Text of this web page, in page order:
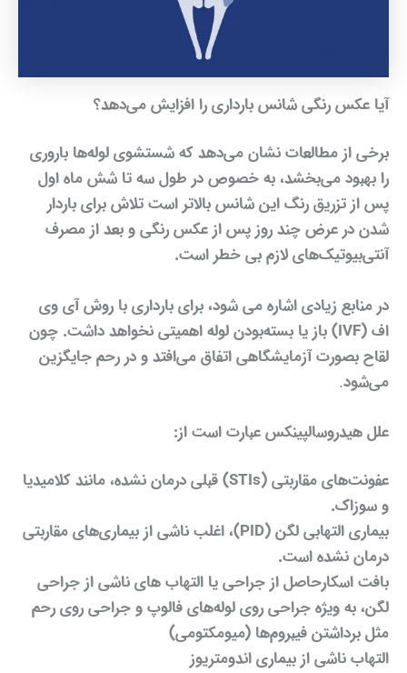
آیا عکس ر‌نگی شانس بارداری را افزایش می‌دهد؟
برخی از مطالعات نشان می‌دهد که شستشوی لوله‌ها باروری
را بهبود می‌بخشد، به خصوص در طول سه تا شش ماه اول
پس از تزریق رنگ این شانس بالاتر است تلاش برای باردار
شدن در عرض چند روز پس از عکس رنگی و بعد از مصرف
آنتی‌بیوتیک‌های لازم بی خطر است.
در منابع زیادی اشاره می شود، برای بارداری با روش آی وی
اف (IVF) باز یا بسته‌بودن لوله اهمیتی نخواهد داشت. چون
لقاح بصورت آزمایشگاهی اتفاق می‌افتد و در رحم جایگزین
می‌شود.
علل هیدروسالپینکس عبارت است از:
عفونت‌های مقاربتی (STIs) قبلی درمان نشده، مانند کلامیدیا
و سوزاک.
بیماری التهابی لگن (PID)، اغلب ناشی از بیماری‌های مقاربتی
درمان نشده است.
بافت اسکارحاصل از جراحی یا التهاب های ناشی از جراحی
لگن، به ویژه جراحی روی لوله‌های فالوپ و جراحی روی رحم
مثل برداشتن فیبروم‌ها (میومکتومی)
التهاب ناشی از بیماری اندومتریوز